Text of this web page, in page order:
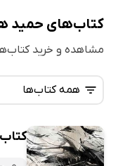
کتاب‌های حمید
مشاهده و خرید
همه کتاب‌ها
همه کتاب‌ها